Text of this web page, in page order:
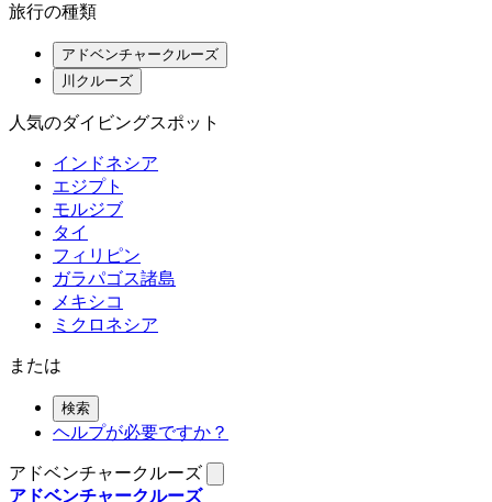
旅行の種類
アドベンチャークルーズ
川クルーズ
人気のダイビングスポット
インドネシア
エジプト
モルジブ
タイ
フィリピン
ガラパゴス諸島
メキシコ
ミクロネシア
または
検索
ヘルプが必要ですか？
アドベンチャークルーズ
アドベンチャークルーズ